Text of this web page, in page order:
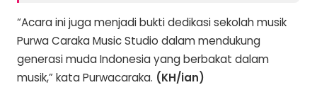
“Acara ini juga menjadi bukti dedikasi sekolah musik
Purwa Caraka Music Studio dalam mendukung
generasi muda Indonesia yang berbakat dalam
musik,” kata Purwacaraka. (KH/ian)